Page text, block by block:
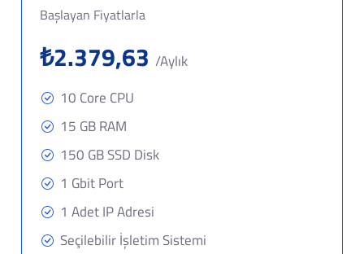
Başlayan Fiyatlarla
₺2.379,63/Aylık
10 Core CPU
15 GB RAM
150 GB SSD Disk
1 Gbit Port
1 Adet IP Adresi
Seçilebilir İşletim Sistemi